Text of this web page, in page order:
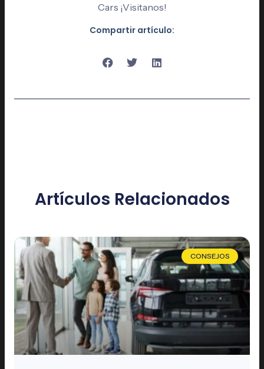
Cars ¡Visitanos!
Compartir artículo:
Artículos Relacionados
CONSEJOS